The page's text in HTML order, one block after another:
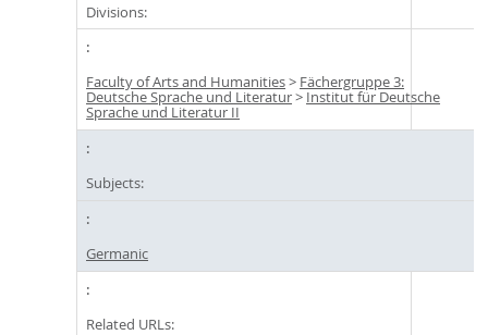
Divisions:
Faculty of Arts and Humanities> Fächergruppe 3:
Deutsche Sprache und Literatur> Institut für Deutsche
Sprache und Literatur II
Subjects:
Germanic
Related URLs: